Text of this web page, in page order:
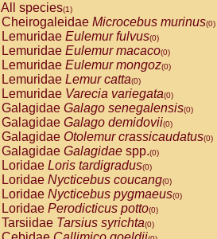
All species(1)
Cheirogaleidae Microcebus murinus(0)
Lemuridae Eulemur fulvus(0)
Lemuridae Eulemur macaco(0)
Lemuridae Eulemur mongoz(0)
Lemuridae Lemur catta(0)
Lemuridae Varecia variegata(0)
Galagidae Galago senegalensis(0)
Galagidae Galago demidovii(0)
Galagidae Otolemur crassicaudatus(0)
Galagidae Galagidae spp.(0)
Loridae Loris tardigradus(0)
Loridae Nycticebus coucang(0)
Loridae Nycticebus pygmaeus(0)
Loridae Perodicticus potto(0)
Tarsiidae Tarsius syrichta(0)